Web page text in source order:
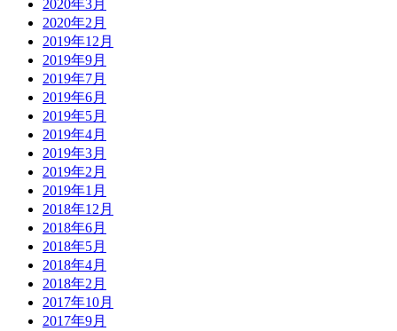
2020年3月
2020年2月
2019年12月
2019年9月
2019年7月
2019年6月
2019年5月
2019年4月
2019年3月
2019年2月
2019年1月
2018年12月
2018年6月
2018年5月
2018年4月
2018年2月
2017年10月
2017年9月